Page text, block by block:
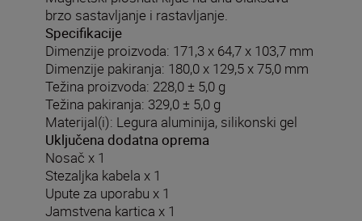
brzo sastavljanje i rastavljanje.
Specifikacije
Dimenzije proizvoda: 171,3 x 64,7 x 103,7 mm
Dimenzije pakiranja: 180,0 x 129,5 x 75,0 mm
Težina proizvoda: 228,0 ± 5,0 g
Težina pakiranja: 329,0 ± 5,0 g
Materijal(i): Legura aluminija, silikonski gel
Uključena dodatna oprema
Nosač x 1
Stezaljka kabela x 1
Upute za uporabu x 1
Jamstvena kartica x 1